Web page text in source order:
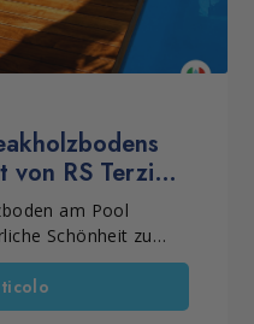
RS Terziani
am Pool
Schönheit zu
in Quarrata
RS Terziani
Teakholzbodens